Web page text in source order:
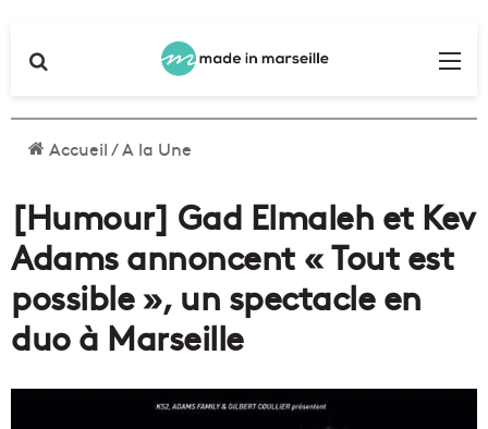
Accueil/A la Une
[Humour] Gad Elmaleh et Kev
Adams annoncent « Tout est
possible », un spectacle en
duo à Marseille